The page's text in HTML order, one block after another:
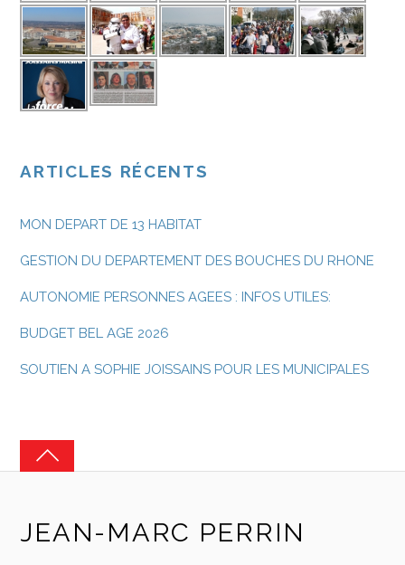
ARTICLES RÉCENTS
MON DEPART DE 13 HABITAT
GESTION DU DEPARTEMENT DES BOUCHES DU RHONE
AUTONOMIE PERSONNES AGEES : INFOS UTILES:
BUDGET BEL AGE 2026
SOUTIEN A SOPHIE JOISSAINS POUR LES MUNICIPALES
JEAN-MARC PERRIN